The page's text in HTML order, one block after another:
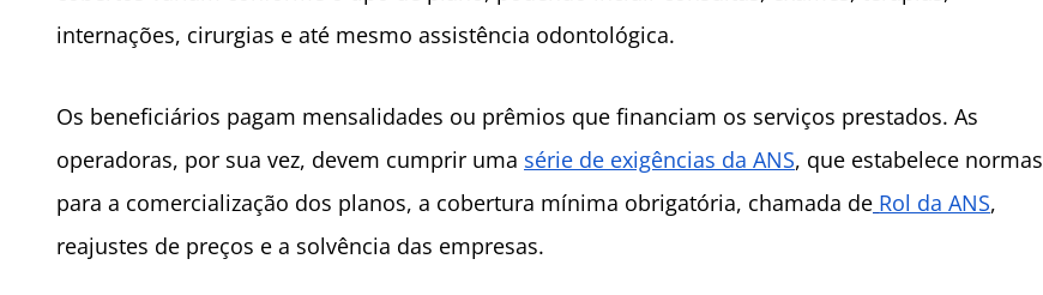
internações, cirurgias e até mesmo assistência odontológica.
Os beneficiários pagam mensalidades ou prêmios que financiam os serviços prestados. As
operadoras, por sua vez, devem cumprir uma série de exigências da ANS, que estabelece normas
para a comercialização dos planos, a cobertura mínima obrigatória, chamada de Rol da ANS,
reajustes de preços e a solvência das empresas.